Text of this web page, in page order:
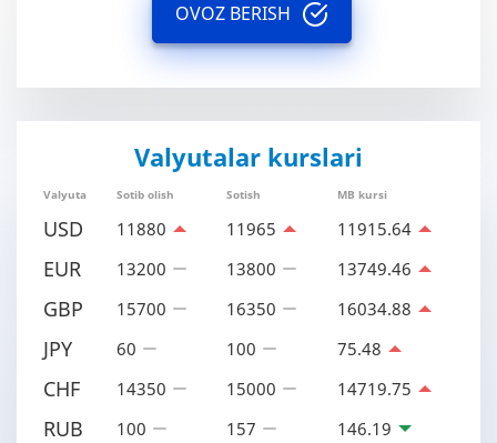
OVOZ BERISH
Valyutalar kurslari
Valyuta Sotib olish Sotish MB kursi
USD 11880 11965 11915.64
EUR 13200 13800 13749.46
GBP 15700 16350 16034.88
JPY 60 100 75.48
CHF 14350 15000 14719.75
RUB 100 157 146.19